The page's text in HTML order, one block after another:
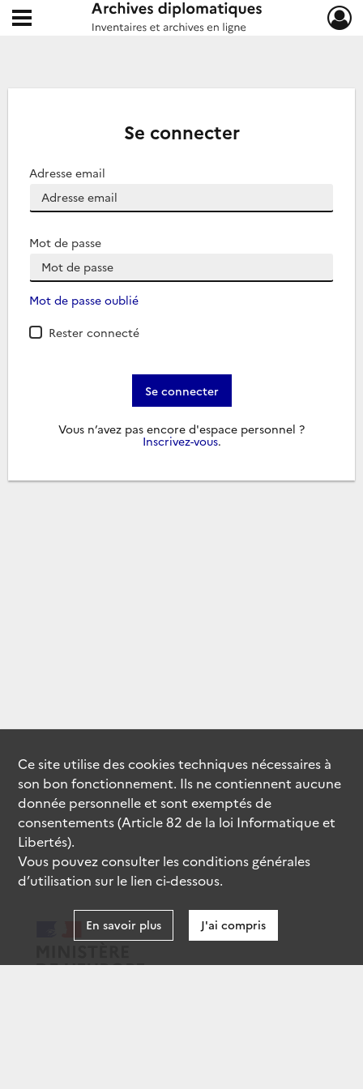
Archives diplomatiques
Ouvrir le menu déroulant
Se connecter
Adresse email
Mot de passe
Mot de passe oublié
Rester connecté
Se connecter
Vous n’avez pas encore d'espace personnel ?
Inscrivez-vous.
Ce site utilise descookiestechniques nécessaires à
son bon fonctionnement. Ils ne contiennent aucune
donnée personnelle et sont exemptés de
consentements (Article 82 de la loi Informatique et
Libertés).
Vous pouvez consulter les conditions générales
d’utilisation sur le lien ci-dessous.
En savoir plus J'ai compris